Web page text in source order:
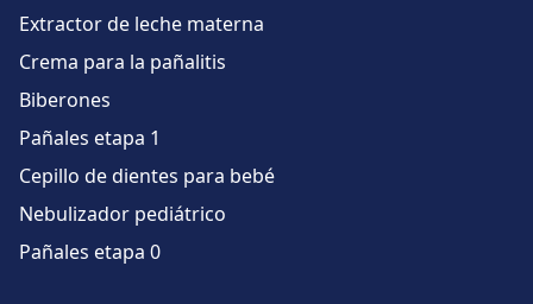
Extractor de leche materna
Crema para la pañalitis
Biberones
Pañales etapa 1
Cepillo de dientes para bebé
Nebulizador pediátrico
Pañales etapa 0